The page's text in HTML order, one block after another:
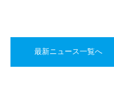
最新ニュース一覧へ